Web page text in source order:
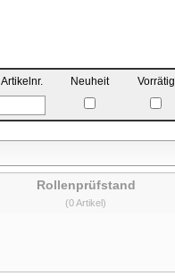
Artikelnr. Neuheit Vorrätig
Rollenprüfstand
(0 Artikel)